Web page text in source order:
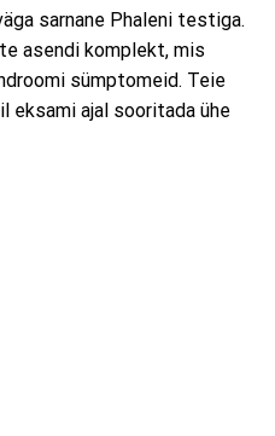
sarnane Phaleni testiga.
asendi komplekt, mis
sümptomeid. Teie
eksami ajal sooritada ühe